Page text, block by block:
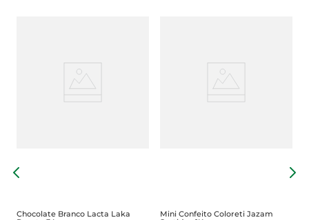
Chocolate Branco Lacta Laka
Mini Confeito Coloreti Jazam